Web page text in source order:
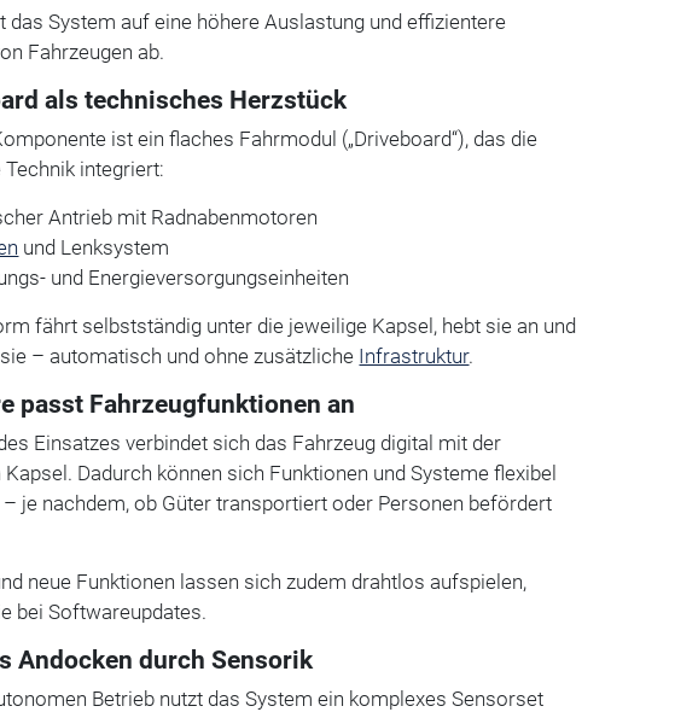
das System auf eine höhere Auslastung und effizientere
Fahrzeugen ab.
als technisches Herzstück
ist ein flaches Fahrmodul („Driveboard“), das die
integriert:
Antrieb mit Radnabenmotoren
und Lenksystem
und Energieversorgungseinheiten
fährt selbstständig unter die jeweilige Kapsel, hebt sie an und
– automatisch und ohne zusätzliche Infrastruktur.
passt Fahrzeugfunktionen an
Einsatzes verbindet sich das Fahrzeug digital mit der
Dadurch können sich Funktionen und Systeme flexibel
je nachdem, ob Güter transportiert oder Personen befördert
neue Funktionen lassen sich zudem drahtlos aufspielen,
bei Softwareupdates.
Andocken durch Sensorik
Betrieb nutzt das System ein komplexes Sensorset